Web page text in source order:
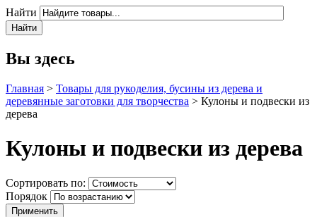
Найти
Вы здесь
Главная > Товары для рукоделия, бусины из дерева и
деревянные заготовки для творчества > Кулоны и подвески из
дерева
Кулоны и подвески из дерева
Сортировать по:
Порядок